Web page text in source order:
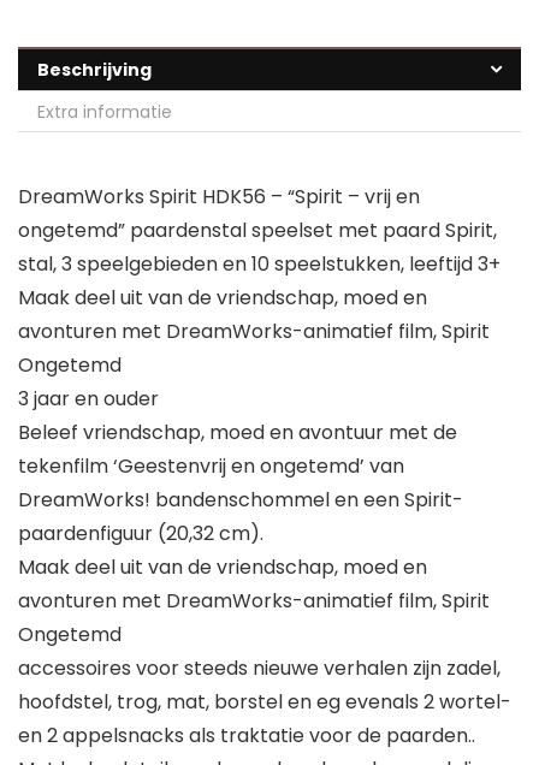
Beschrijving
Extra informatie
DreamWorks Spirit HDK56 – “Spirit – vrij en
ongetemd” paardenstal speelset met paard Spirit,
stal, 3 speelgebieden en 10 speelstukken, leeftijd 3+
Maak deel uit van de vriendschap, moed en
avonturen met DreamWorks-animatief film, Spirit
Ongetemd
3 jaar en ouder
Beleef vriendschap, moed en avontuur met de
tekenfilm ‘Geestenvrij en ongetemd’ van
DreamWorks! bandenschommel en een Spirit-
paardenfiguur (20,32 cm).
Maak deel uit van de vriendschap, moed en
avonturen met DreamWorks-animatief film, Spirit
Ongetemd
accessoires voor steeds nieuwe verhalen zijn zadel,
hoofdstel, trog, mat, borstel en eg evenals 2 wortel-
en 2 appelsnacks als traktatie voor de paarden..